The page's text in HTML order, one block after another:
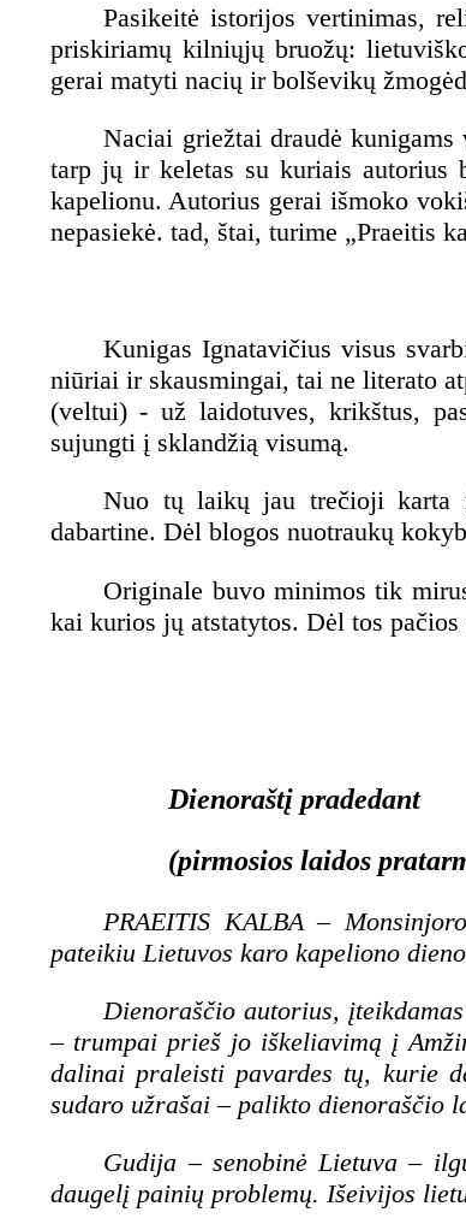
Pasikeitė istorijos vertinimas,
priskiriamų kilniųjų bruožų:
gerai matyti nacių ir bolševikų
Naciai griežtai draudė
tarp jų ir keletas su kuriais autorius
kapelionu. Autorius gerai išmoko
nepasiekė. tad, štai, turime „Praeitis
Kunigas Ignatavičius visus
niūriai ir skausmingai, tai ne literato
(veltui) - už laidotuves, krikštus,
sujungti į sklandžią visumą.
Nuo tų laikų jau trečioji karta
dabartine. Dėl blogos nuotraukų
Originale buvo minimos tik
kai kurios jų atstatytos. Dėl tos
Dienoraštį pradedant
(pirmosios laidos
PRAEITIS KALBA–
pateikiu Lietuvos karo kapeliono
Dienoraščio autorius,
– trumpai prieš jo iškeliavimą į
dalinai praleisti pavardes tų, kurie
sudaro užrašai–palikto dienoraščio
Gudija – senobinė Lietuva –
daugelį painių problemų. Išeivijos